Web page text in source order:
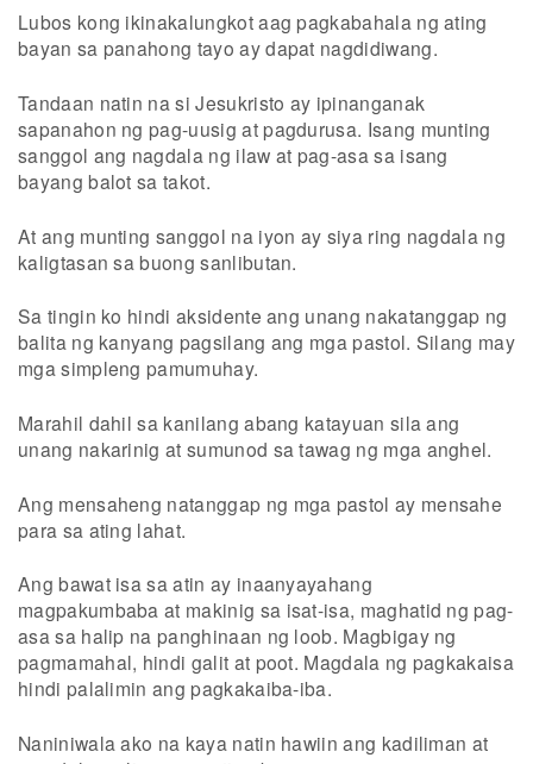
Lubos kong ikinakalungkot aag pagkabahala ng ating
bayan sa panahong tayo ay dapat nagdidiwang.
Tandaan natin na si Jesukristo ay ipinanganak
sapanahon ng pag-uusig at pagdurusa. Isang munting
sanggol ang nagdala ng ilaw at pag-asa sa isang
bayang balot sa takot.
At ang munting sanggol na iyon ay siya ring nagdala ng
kaligtasan sa buong sanlibutan.
Sa tingin ko hindi aksidente ang unang nakatanggap ng
balita ng kanyang pagsilang ang mga pastol. Silang may
mga simpleng pamumuhay.
Marahil dahil sa kanilang abang katayuan sila ang
unang nakarinig at sumunod sa tawag ng mga anghel.
Ang mensaheng natanggap ng mga pastol ay mensahe
para sa ating lahat.
Ang bawat isa sa atin ay inaanyayahang
magpakumbaba at makinig sa isat-isa, maghatid ng pag-
asa sa halip na panghinaan ng loob. Magbigay ng
pagmamahal, hindi galit at poot. Magdala ng pagkakaisa
hindi palalimin ang pagkakaiba-iba.
Naniniwala ako na kaya natin hawiin ang kadiliman at